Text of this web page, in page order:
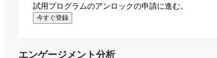
試用プログラムのアンロックの申請に進む。
今すぐ登録
エンゲージメント分析